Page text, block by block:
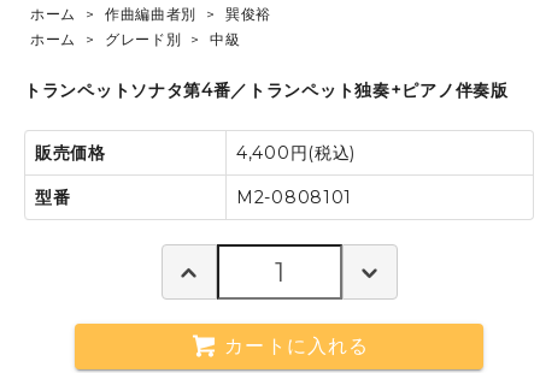
ホーム
> 作曲編曲者別 >
巽俊裕
ホーム
> グレード別 > 中級
トランペットソナタ第4番／トランペット独奏+ピアノ伴奏版
販売価格 4,400円(税込)
型番 M2-0808101
カートに入れる